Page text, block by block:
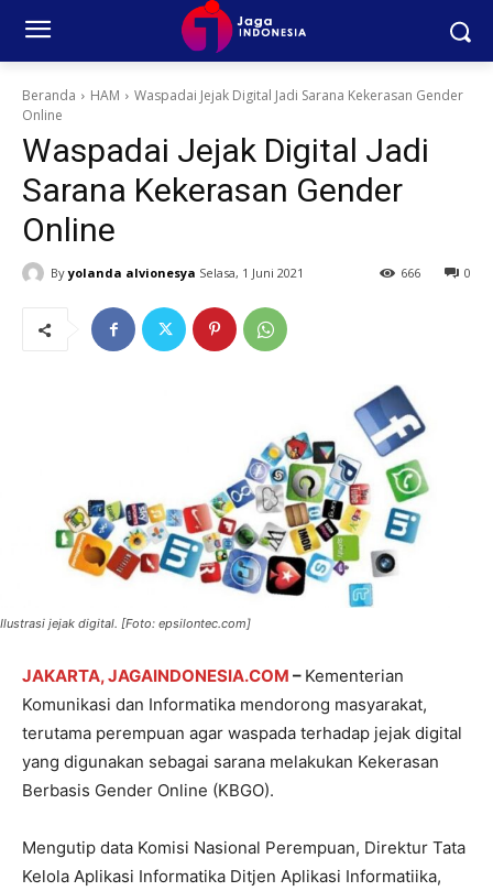
Beranda HAM
Waspadai Jejak Digital Jadi Sarana Kekerasan Gender
Online
Waspadai Jejak Digital Jadi
Sarana Kekerasan Gender
Online
By yolanda alvionesya Selasa, 1 Juni 2021 0
666
Ilustrasi jejak digital. [Foto: epsilontec.com]
JAKARTA, JAGAINDONESIA.COM – Kementerian
Komunikasi dan Informatika mendorong masyarakat,
terutama perempuan agar waspada terhadap jejak digital
yang digunakan sebagai sarana melakukan Kekerasan
Berbasis Gender Online (KBGO).
Mengutip data Komisi Nasional Perempuan, Direktur Tata
Kelola Aplikasi Informatika Ditjen Aplikasi Informatiika,